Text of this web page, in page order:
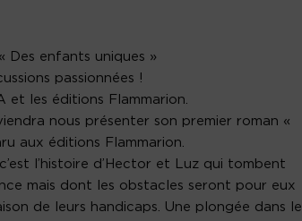
Des enfants uniques »
passionnées !
et les éditions Flammarion.
nous présenter son premier roman «
aux éditions Flammarion.
l’histoire d’Hector et Luz qui tombent
mais dont les obstacles seront pour eux
de leurs handicaps. Une plongée dans le